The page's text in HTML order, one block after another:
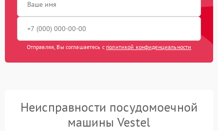
Отправляя, Вы соглашаетесь с политикой конфиденциальности
Неисправности посудомоечной
машины Vestel